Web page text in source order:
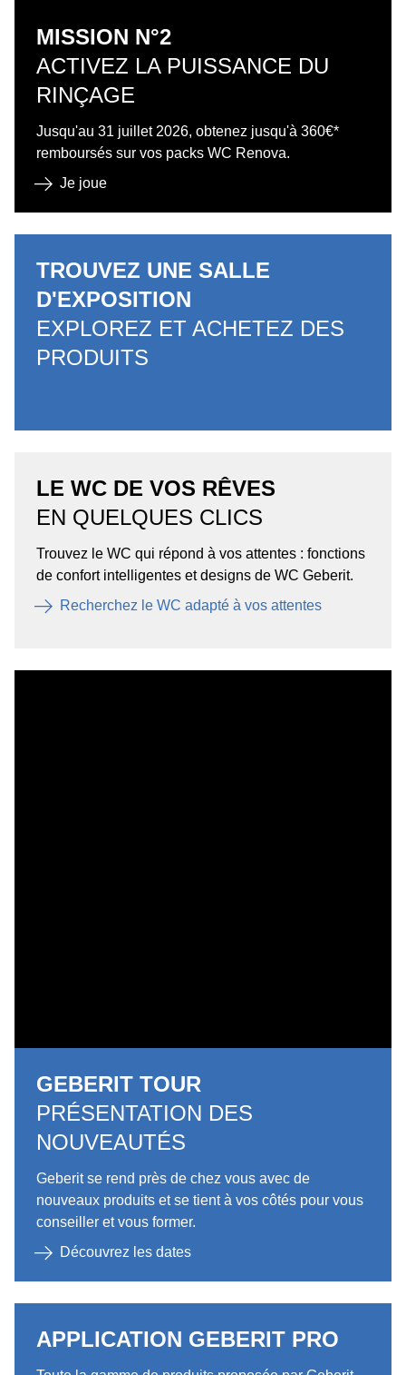
MISSION N°2
ACTIVEZ LA PUISSANCE DU
RINÇAGE
Jusqu'au 31 juillet 2026, obtenez jusqu'à 360€*
remboursés sur vos packs WC Renova.
Je joue
TROUVEZ UNE SALLE
D'EXPOSITION
EXPLOREZ ET ACHETEZ DES
PRODUITS
LE WC DE VOS RÊVES
EN QUELQUES CLICS
Trouvez le WC qui répond à vos attentes : fonctions
de confort intelligentes et designs de WC Geberit.
Recherchez le WC adapté à vos attentes
GEBERIT TOUR
PRÉSENTATION DES
NOUVEAUTÉS
Geberit se rend près de chez vous avec de
nouveaux produits et se tient à vos côtés pour vous
conseiller et vous former.
Découvrez les dates
APPLICATION GEBERIT PRO